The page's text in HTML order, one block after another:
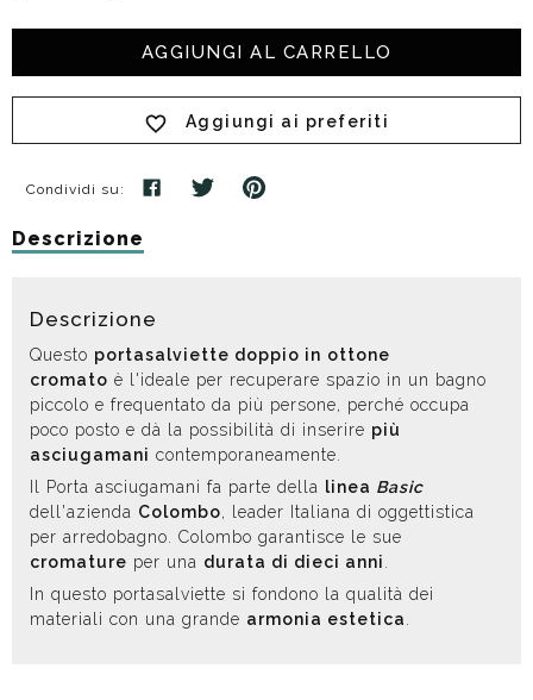
AGGIUNGI AL CARRELLO
Aggiungi ai preferiti
Condividi su:
Descrizione
Descrizione
Questo portasalviette doppio in ottone
cromato è l'ideale per recuperare spazio in un bagno
piccolo e frequentato da più persone, perché occupa
poco posto e dà la possibilità di inserire più
asciugamani contemporaneamente.
Il Porta asciugamani fa parte della linea Basic
dell'azienda Colombo, leader Italiana di oggettistica
per arredobagno. Colombo garantisce le sue
cromature per una durata di dieci anni
In questo portasalviette si fondono la qualità dei
materiali con una grande armonia estetica